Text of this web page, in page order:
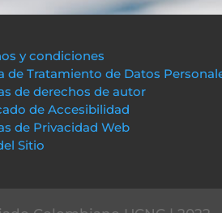
y condiciones
de Tratamiento de Datos
de derechos de autor
de Accesibilidad
de Privacidad Web
Sitio